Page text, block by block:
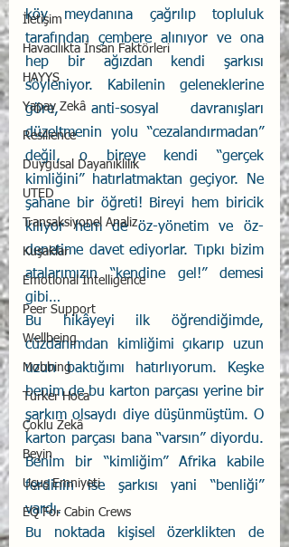
İletişim
Havacılıkta İnsan Faktörleri
HAYYS
Yapay Zekâ
Resilience
Duygusal Dayanıklılık
UTED
Transaksiyonel Analiz
Kuşaklar
Emotional Intelligence
Peer Support
Wellbeing
Mobbing
Türker Hoca
Çoklu Zekâ
Beyin
Uçuş Emniyeti
EQ For Cabin Crews
köy meydanına çağrılıp topluluk
tarafından çembere alınıyor ve ona
hep bir ağızdan kendi şarkısı
söyleniyor. Kabilenin geleneklerine
göre, anti-sosyal davranışları
düzeltmenin yolu “cezalandırmadan”
değil, o bireye kendi “gerçek
kimliğini” hatırlatmaktan geçiyor. Ne
şahane bir öğreti! Bireyi hem biricik
kılıyor hem de öz-yönetim ve öz-
denetime davet ediyorlar. Tıpkı bizim
atalarımızın “kendine gel!” demesi
gibi…
Bu hikâyeyi ilk öğrendiğimde,
cüzdanımdan kimliğimi çıkarıp uzun
uzun baktığımı hatırlıyorum. Keşke
benim de bu karton parçası yerine bir
şarkım olsaydı diye düşünmüştüm. O
karton parçası bana “varsın” diyordu.
Benim bir “kimliğim” Afrika kabile
ferdinin ise şarkısı yani “benliği”
vardı.
Bu noktada kişisel özerklikten de